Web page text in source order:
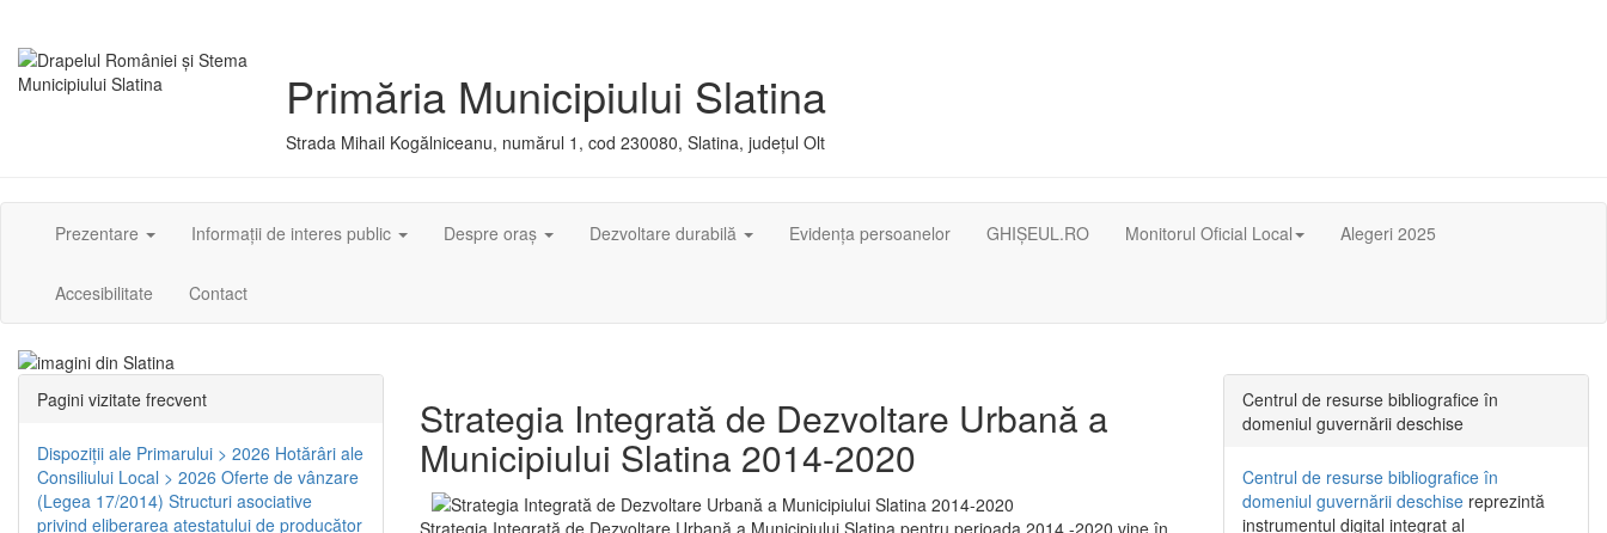
Primăria Municipiului Slatina
Strada Mihail Kogălniceanu, numărul 1, cod 230080, Slatina, județul Olt
Prezentare Informații de interes public Despre oraș Dezvoltare durabilă Evidența persoanelor GHIȘEUL.RO Monitorul Oficial Local Alegeri 2025
Accesibilitate Contact
Strategia Integrată de Dezvoltare Urbană a
Municipiului Slatina 2014-2020
Strategia Integrată de Dezvoltare Urbană a Municipiului Slatina pentru perioada 2014 -2020 vine în
Pagini vizitate frecvent
Dispoziţii ale Primarului > 2026 Hotărâri ale
Consiliului Local > 2026 Oferte de vânzare
(Legea 17/2014) Structuri asociative
privind eliberarea atestatului de producător
Centrul de resurse bibliografice în
domeniul guvernării deschise
Centrul de resurse bibliografice în
domeniul guvernării deschise reprezintă
instrumentul digital integrat al